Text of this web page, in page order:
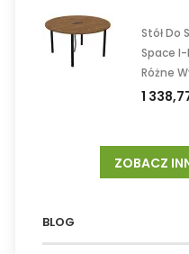
Stół Do
Space I-
Różne
1
ZOBACZ
BLOG